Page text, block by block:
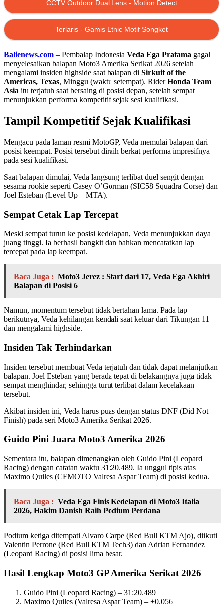
CCTV Outdoor Dual Lens - Motion Detect
Terlaris - Gamis Etnic Motif Songket
Balienews.com – Pembalap Indonesia Veda Ega Pratama gagal
menyelesaikan balapan Moto3 Amerika Serikat 2026 setelah
mengalami insiden highside saat balapan di Sirkuit of the
Americas, Texas, Minggu (waktu setempat). RiderHonda Team
Asia itu terjatuh saat bersaing di posisi depan, setelah sempat
menunjukkan performa kompetitif sejak sesi kualifikasi.
Tampil Kompetitif Sejak Kualifikasi
Mengacu pada laman resmi MotoGP, Veda memulai balapan dari
posisi keempat. Posisi tersebut diraih berkat performa impresifnya
pada sesi kualifikasi.
Saat balapan dimulai, Veda langsung terlibat duel sengit dengan
sesama rookie seperti Casey O’Gorman (SIC58 Squadra Corse) dan
Joel Esteban (Level Up – MTA).
Sempat Cetak Lap Tercepat
Meski sempat turun ke posisi kedelapan, Veda menunjukkan daya
juang tinggi. Ia berhasil bangkit dan bahkan mencatatkan lap
tercepat pada lap keempat.
Baca Juga : Moto3 Jerez : Start dari 17, Veda Ega Akhiri
Balapan di Posisi 6
Namun, momentum tersebut tidak bertahan lama. Pada lap
berikutnya, Veda kehilangan kendali saat keluar dari Tikungan 11
dan mengalami highside.
Insiden Tak Terhindarkan
Insiden tersebut membuat Veda terjatuh dan tidak dapat melanjutkan
balapan. Joel Esteban yang berada tepat di belakangnya juga tidak
sempat menghindar, sehingga turut terlibat dalam kecelakaan
tersebut.
Akibat insiden ini, Veda harus puas dengan status DNF (Did Not
Finish) pada seri Moto3 Amerika Serikat 2026.
Guido Pini Juara Moto3 Amerika 2026
Sementara itu, balapan dimenangkan oleh Guido Pini (Leopard
Racing) dengan catatan waktu 31:20.489. Ia unggul tipis atas
Maximo Quiles (CFMOTO Valresa Aspar Team) di posisi kedua.
Baca Juga : Veda Ega Finis Kedelapan di Moto3 Italia
2026, Hakim Danish Raih Podium Perdana
Podium ketiga ditempati Alvaro Carpe (Red Bull KTM Ajo), diikuti
Valentin Perrone (Red Bull KTM Tech3) dan Adrian Fernandez
(Leopard Racing) di posisi lima besar.
Hasil Lengkap Moto3 GP Amerika Serikat 2026
Guido Pini (Leopard Racing) – 31:20.489
Maximo Quiles (Valresa Aspar Team) – +0.056